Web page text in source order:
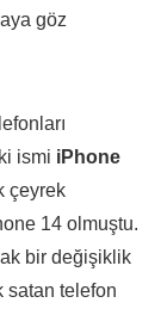
göz
ismi iPhone
çeyrek
14 olmuştu.
bir değişiklik
satan telefon